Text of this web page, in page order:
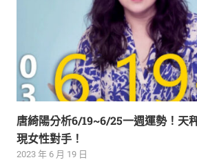
唐綺陽分析6/19~6/25一週運勢！天
現女性對手！
2023 年 6 月 19 日